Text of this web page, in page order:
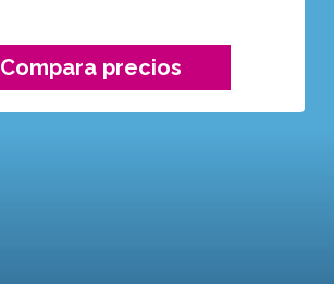
Compara precios